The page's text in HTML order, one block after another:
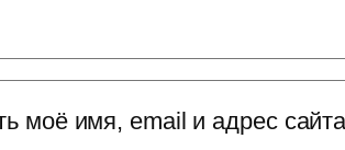
моё имя, email и адрес